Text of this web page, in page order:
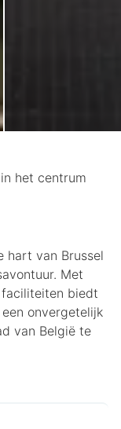
het centrum
hart van Brussel
Met
biedt
onvergetelijk
van België te